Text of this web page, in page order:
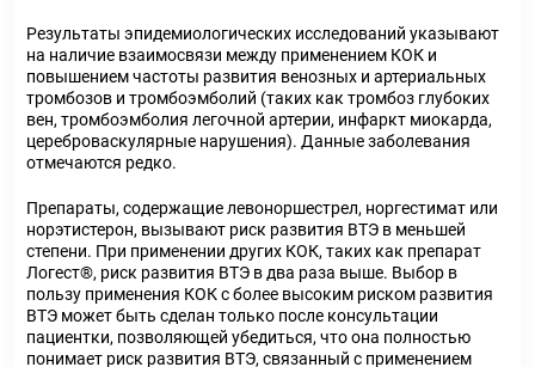
Результаты эпидемиологических исследований указывают
на наличие взаимосвязи между применением КОК и
повышением частоты развития венозных и артериальных
тромбозов и тромбоэмболий (таких как тромбоз глубоких
вен, тромбоэмболия легочной артерии, инфаркт миокарда,
цереброваскулярные нарушения). Данные заболевания
отмечаются редко.
Препараты, содержащие левоноршестрел, норгестимат или
норэтистерон, вызывают риск развития ВТЭ в меньшей
степени. При применении других КОК, таких как препарат
Логест®, риск развития ВТЭ в два раза выше. Выбор в
пользу применения КОК с более высоким риском развития
ВТЭ может быть сделан только после консультации
пациентки, позволяющей убедиться, что она полностью
понимает риск развития ВТЭ, связанный с применением